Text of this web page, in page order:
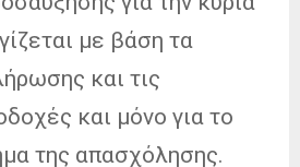
με βάση τα
και τις
και μόνο για το
της απασχόλησης.